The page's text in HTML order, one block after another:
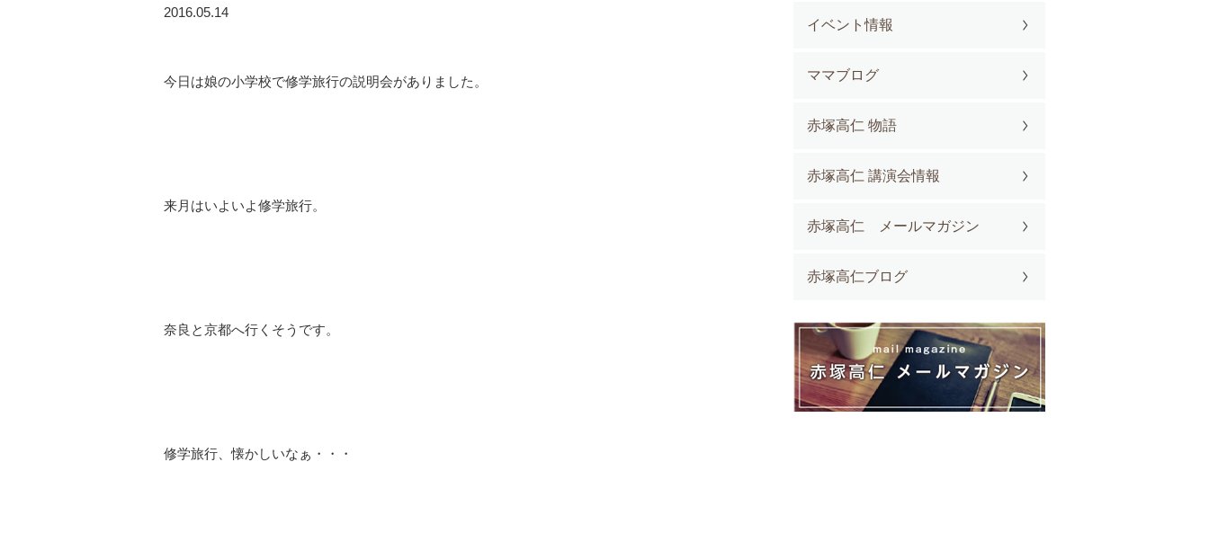
2016.05.14
今日は娘の小学校で修学旅行の説明会がありました。
来月はいよいよ修学旅行。
奈良と京都へ行くそうです。
修学旅行、懐かしいなぁ・・・
イベント情報
ママブログ
赤塚高仁 物語
赤塚高仁 講演会情報
赤塚高仁 メールマガジン
赤塚高仁ブログ